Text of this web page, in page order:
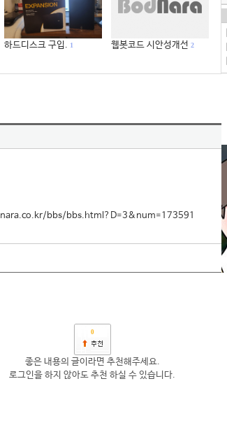
하드디스크 구입. 1 웹봇코드 시안성개선 2
bbs/bbs.html?D=3&num=173591
0
좋은 내용의 글이라면 추천해주세요.
로그인을 하지 않아도 추천 하실 수 있습니다.